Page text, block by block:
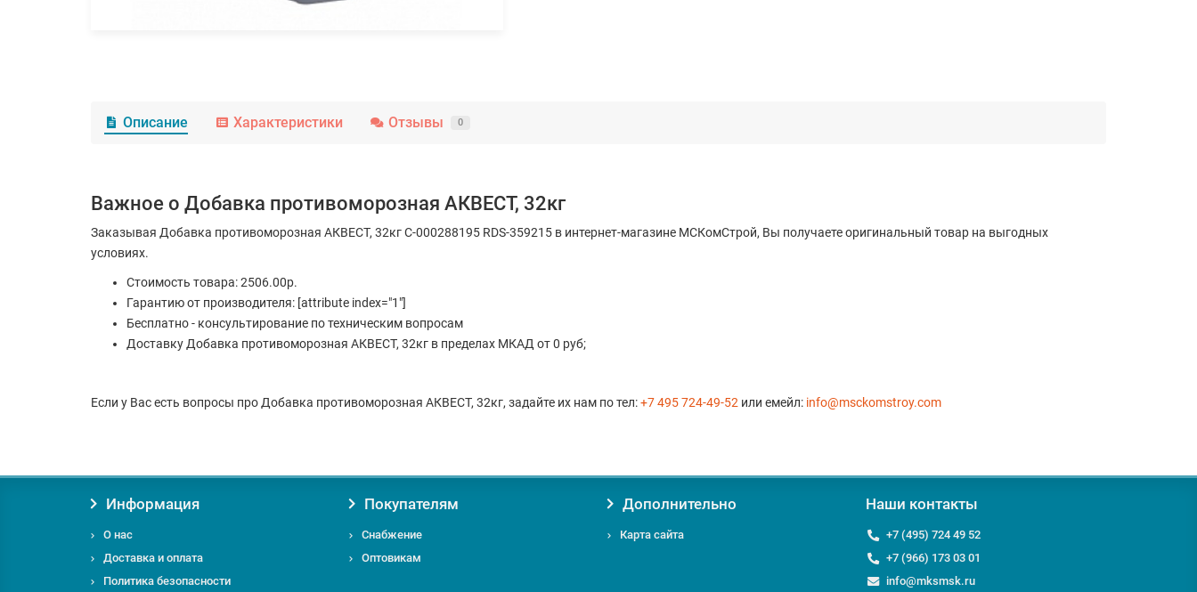
Описание Характеристики Отзывы 0
Важное о Добавка противоморозная АКВЕСТ, 32кг
Заказывая Добавка противоморозная АКВЕСТ, 32кг С-000288195 RDS-359215 в интернет-магазине МСКомСтрой, Вы получаете оригинальный товар на выгодных
условиях.
Стоимость товара: 2506.00р.
Гарантию от производителя: [attribute index="1"]
Бесплатно - консультирование по техническим вопросам
Доставку Добавка противоморозная АКВЕСТ, 32кг в пределах МКАД от 0 руб;
Если у Вас есть вопросы про Добавка противоморозная АКВЕСТ, 32кг, задайте их нам по тел:+7 495 724-49-52 или емейл: info@msckomstroy.com
Информация
О нас
Доставка и оплата
Политика безопасности
Покупателям
Снабжение
Оптовикам
Дополнительно
Карта сайта
Наши контакты
+7 (495) 724 49 52
+7 (966) 173 03 01
info@mksmsk.ru